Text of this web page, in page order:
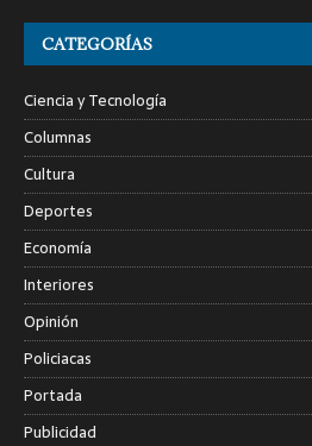
CATEGORÍAS
Ciencia y Tecnología
Columnas
Cultura
Deportes
Economía
Interiores
Opinión
Policiacas
Portada
Publicidad